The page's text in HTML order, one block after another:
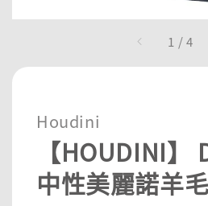
1 /4
Houdini
【HOUDINI
中性美麗諾羊